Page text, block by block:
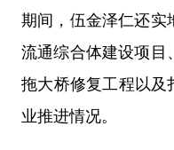
期间，伍金泽仁还实
流通综合体建设项目
拖大桥修复工程以及
业推进情况。